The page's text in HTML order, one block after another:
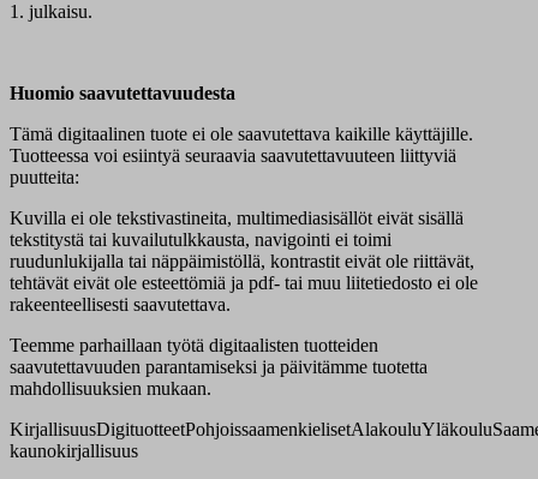
1. julkaisu.
Huomio saavutettavuudesta
Tämä digitaalinen tuote ei ole saavutettava kaikille käyttäjille.
Tuotteessa voi esiintyä seuraavia saavutettavuuteen liittyviä
puutteita:
Kuvilla ei ole tekstivastineita, multimediasisällöt eivät sisällä
tekstitystä tai kuvailutulkkausta, navigointi ei toimi
ruudunlukijalla tai näppäimistöllä, kontrastit eivät ole riittävät,
tehtävät eivät ole esteettömiä ja pdf- tai muu liitetiedosto ei ole
rakeenteellisesti saavutettava.
Teemme parhaillaan työtä digitaalisten tuotteiden
saavutettavuuden parantamiseksi ja päivitämme tuotetta
mahdollisuuksien mukaan.
KirjallisuusDigituotteetPohjoissaamenkielisetAlakouluYläkoulu
kaunokirjallisuus